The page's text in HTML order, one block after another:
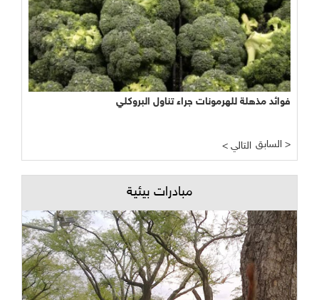
فوائد مذهلة للهرمونات جراء تناول البروكلي
نجاح مبشر وواعد لتجربة الأراضي الرطبة المصطنعة في معالجة
< التالي السابق >
مبادرات بيئية